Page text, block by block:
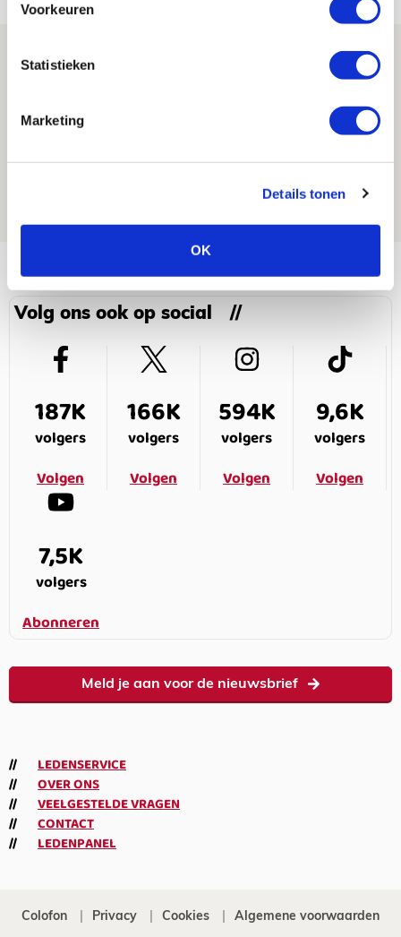
Voorkeuren
Statistieken
Marketing
Details tonen
OK
Word ballenjongen of -meid bij Jong
Ajax - Roda JC!
Volg ons ook op social
187K
volgers
Volgen
166K
volgers
Volgen
594K
volgers
Volgen
9,6K
volgers
Volgen
7,5K
volgers
Abonneren
Meld je aan voor de nieuwsbrief
LEDENSERVICE
OVER ONS
VEELGESTELDE VRAGEN
CONTACT
LEDENPANEL
Colofon Privacy Cookies Algemene voorwaarden